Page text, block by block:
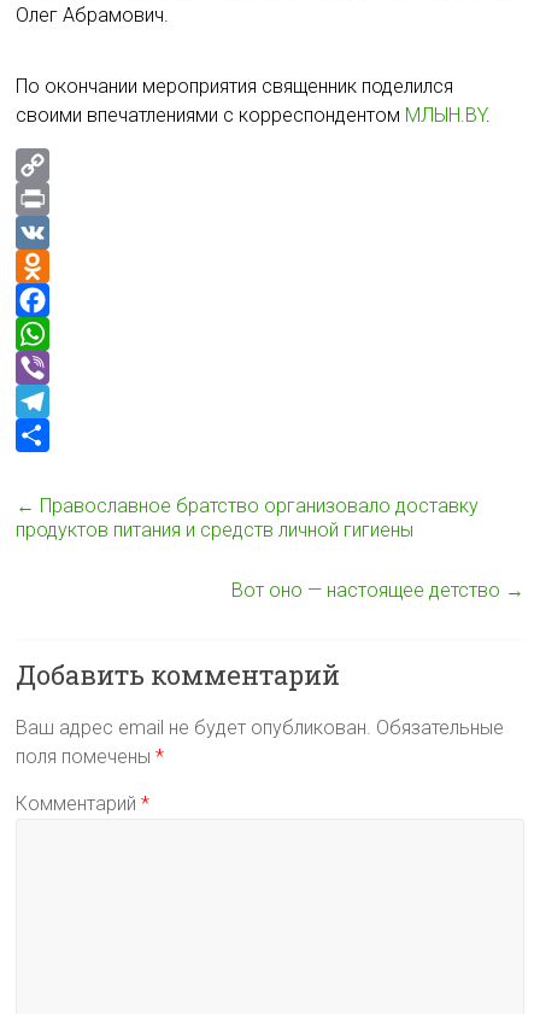
Олег Абрамович.
По окончании мероприятия священник поделился
своими впечатлениями с корреспондентом МЛЫН.BY.
C
o
p
y
L
n
k
P
i
n
t
V
K
O
d
n
o
k
a
s
k
F
a
c
e
o
o
W
h
a
s
A
V
e
r
T
e
m
т
п
и
ь
← Православное братство организовало доставку
продуктов питания и средств личной гигиены
Вот оно — настоящее детство →
Добавить комментарий
Ваш адрес email не будет опубликован. Обязательные
поля помечены*
Комментарий*